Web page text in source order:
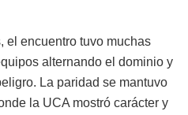
el encuentro tuvo muchas
alternando el dominio y
La paridad se mantuvo
la UCA mostró carácter y